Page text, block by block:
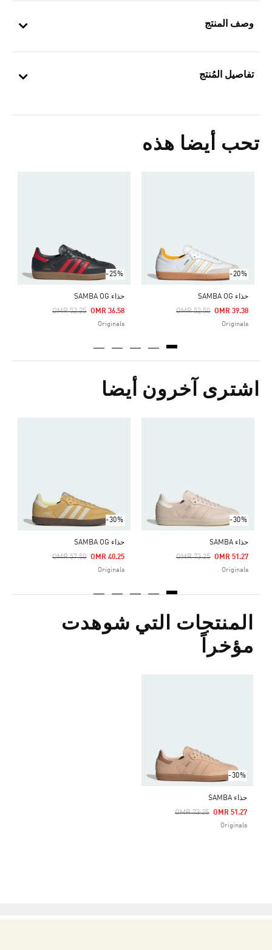
وصف المنتج
تفاصيل المُنتج
تحب أيضا هذه
-20%
حذاء SAMBA OG
Price Reduced From
OMR 52.50
To OMR 39.38
Originals
-25%
حذاء SAMBA OG
Price Reduced From
OMR 52.25
To OMR 36.58
Originals
اشترى آخرون أيضا
-30%
حذاء SAMBA
Price Reduced From
OMR 73.25
To OMR 51.27
Originals
-30%
حذاء SAMBA OG
Price Reduced From
OMR 57.50
To OMR 40.25
Originals
المنتجات التي شوهدت
مؤخراً
-30%
حذاء SAMBA
Price Reduced From
OMR 73.25
To OMR 51.27
Originals